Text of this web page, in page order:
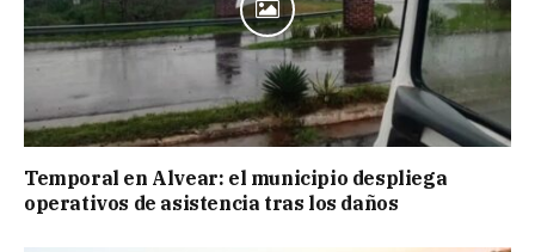
Temporal en Alvear: el municipio despliega
operativos de asistencia tras los daños